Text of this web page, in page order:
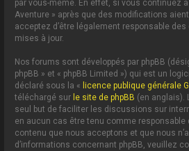
par vous-même. En effet, si vous continuez
Aventure » après que des modifications
acceptez d’être légalement responsable
mises à jour.
Nos forums sont développés par phpBB
phpBB » et « phpBB Limited ») qui est un
déclaré sous la « licence publique générale
téléchargé sur le site de phpBB (en anglais).
seul but de faciliter les discussions sur
en aucun cas être tenu comme responsable
contenu que nous acceptons et que nous
d’informations concernant phpBB, veuillez